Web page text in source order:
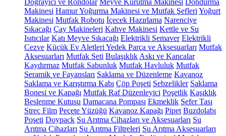
Doğrayıcı ve Rondolar Meyve Kurutma Makinesi Dondurma
Makinesi Hamur Yoğurma Makinesi ve Mutfak Şefleri Yoğurt
Makinesi Mutfak Robotu İçecek Hazırlama Narenciye
Sıkacağı Çay Makineleri Kahve Makinesi Kettle ve Su
Isıtıcılar Katı Meyve Sıkacağı Elektrikli Semaver Elektrikli
Cezve Küçük Ev Aletleri Yedek Parça ve Aksesuarları Mutfak
Aksesuarları Mutfak Seti Bulaşıklık Askı ve Kancalar
Kaydırmaz Mutfak Sabunluk Mutfak Havluluk Mutfak
Seramik ve Fayansları Saklama ve Düzenleme Kavanoz
Saklama ve Karıştırma Kabı Çöp Poşeti Sebzelikler Saklama
Bonesi ve Kapağı Mutfak Raf Düzenleyici Poşetlik Kaşıklık
Beslenme Kutusu Damacana Pompası Ekmeklik Sefer Tası
Streç Film Peçete Yüzüğü Kavanoz Kapağı Pipet Buzdolabı
Poşeti Doypack Su Arıtma Cihazları ve Aksesuarları Su
Arıtma Cihazları Su Arıtma Filtreleri Su Arıtma Aksesuarları